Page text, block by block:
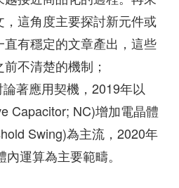
這角度主要探討新元件或
有穩定的文章產出，這些
不清楚的機制；
著應用契機，2019年以
Capacitor; NC)增加電晶體
Swing)為主流，2020年
運算為主要範疇。